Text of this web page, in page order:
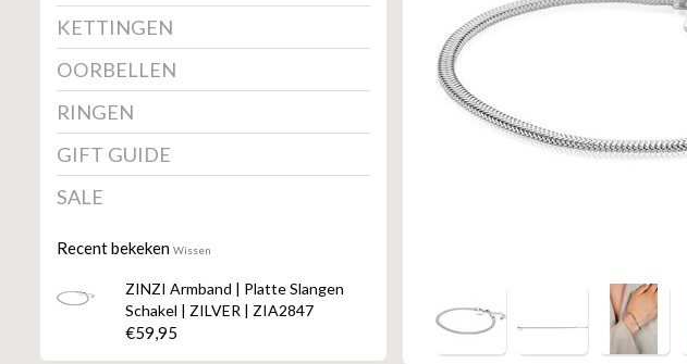
KETTINGEN
OORBELLEN
RINGEN
GIFT GUIDE
SALE
Recent bekeken Wissen
ZINZI Armband | Platte Slangen
Schakel | ZILVER | ZIA2847
€59,95